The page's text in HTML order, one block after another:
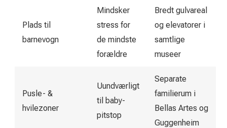
Plads til
barnevogn
Mindsker
stress for
de mindste
forældre
Bredt gulvareal
og elevatorer i
samtlige
museer
Pusle- &
hvilezoner
Uundværligt
til baby-
pitstop
Separate
familierum i
Bellas Artes og
Guggenheim